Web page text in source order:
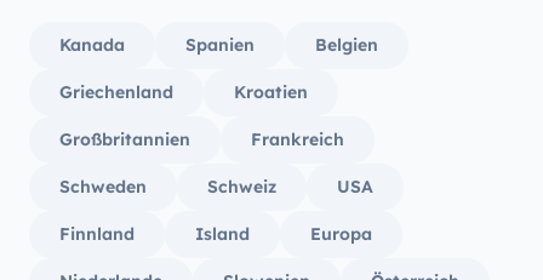
Kanada Spanien Belgien
Griechenland Kroatien
Großbritannien Frankreich
Schweden Schweiz USA
Finnland Island Europa